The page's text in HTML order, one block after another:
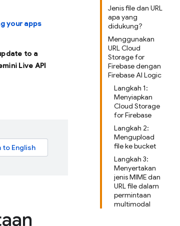
Jenis file dan URL
apa yang
didukung?
Menggunakan
URL Cloud
Storage for
Firebase dengan
Firebase AI Logic
Langkah 1:
Menyiapkan
Cloud Storage
for Firebase
Langkah 2:
Mengupload
file ke bucket
Langkah 3:
Menyertakan
jenis MIME dan
URL file dalam
permintaan
multimodal
your apps
to a
Live API